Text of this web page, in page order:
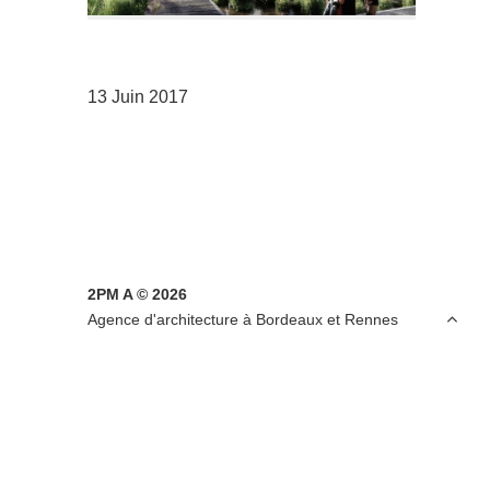
13 Juin 2017
2PM A © 2026
Agence d'architecture à Bordeaux et Rennes
